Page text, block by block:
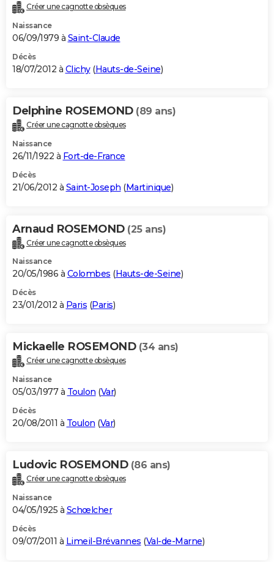
Créer une cagnotte obsèques
Naissance
06/09/1979 à Saint-Claude
Décès
18/07/2012 à Clichy(Hauts-de-Seine)
Delphine ROSEMOND (89 ans)
Créer une cagnotte obsèques
Naissance
26/11/1922 à Fort-de-France
Décès
21/06/2012 à Saint-Joseph (Martinique)
Arnaud ROSEMOND (25 ans)
Créer une cagnotte obsèques
Naissance
20/05/1986 à Colombes (Hauts-de-Seine)
Décès
23/01/2012 à Paris (Paris)
Mickaelle ROSEMOND (34 ans)
Créer une cagnotte obsèques
Naissance
05/03/1977 à Toulon (Var)
Décès
20/08/2011 à Toulon (Var)
Ludovic ROSEMOND (86 ans)
Créer une cagnotte obsèques
Naissance
04/05/1925 à Schœlcher
Décès
09/07/2011 à Limeil-Brévannes (Val-de-Marne)